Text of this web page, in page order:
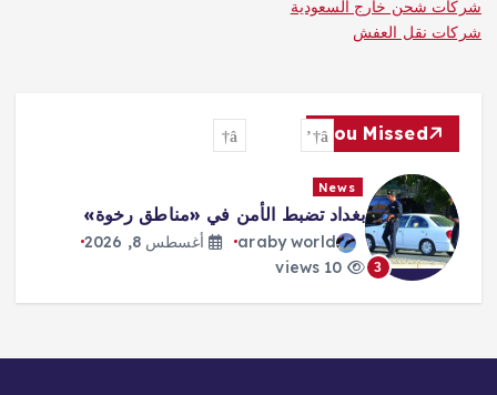
شركات شحن خارج السعودية
شركات نقل العفش
You Missed
3
News
بغداد تضبط الأمن في «مناطق رخوة»
araby world
أغسطس 8, 2026